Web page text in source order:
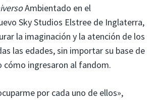
Ambientado en el
Sky Studios Elstree de Inglaterra,
la imaginación y la atención de los
las edades, sin importar su base de
cómo ingresaron al fandom.
por cada uno de ellos»,